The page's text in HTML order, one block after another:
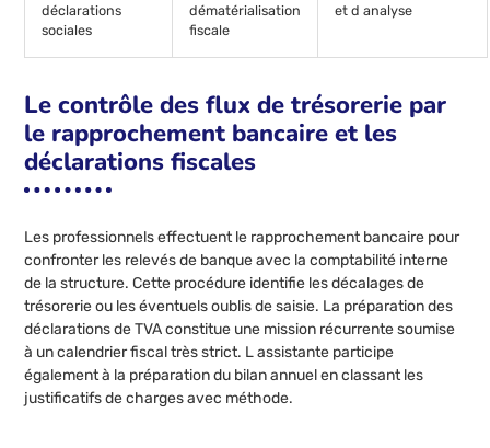
déclarations
sociales
dématérialisation
fiscale
et d analyse
Le contrôle des flux de trésorerie par
le rapprochement bancaire et les
déclarations fiscales
Les professionnels effectuent le rapprochement bancaire pour
confronter les relevés de banque avec la comptabilité interne
de la structure. Cette procédure identifie les décalages de
trésorerie ou les éventuels oublis de saisie. La préparation des
déclarations de TVA constitue une mission récurrente soumise
à un calendrier fiscal très strict. L assistante participe
également à la préparation du bilan annuel en classant les
justificatifs de charges avec méthode.